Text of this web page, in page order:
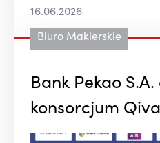
16.06.2026
Biuro Maklerskie
Bank Pekao
konsorcjum